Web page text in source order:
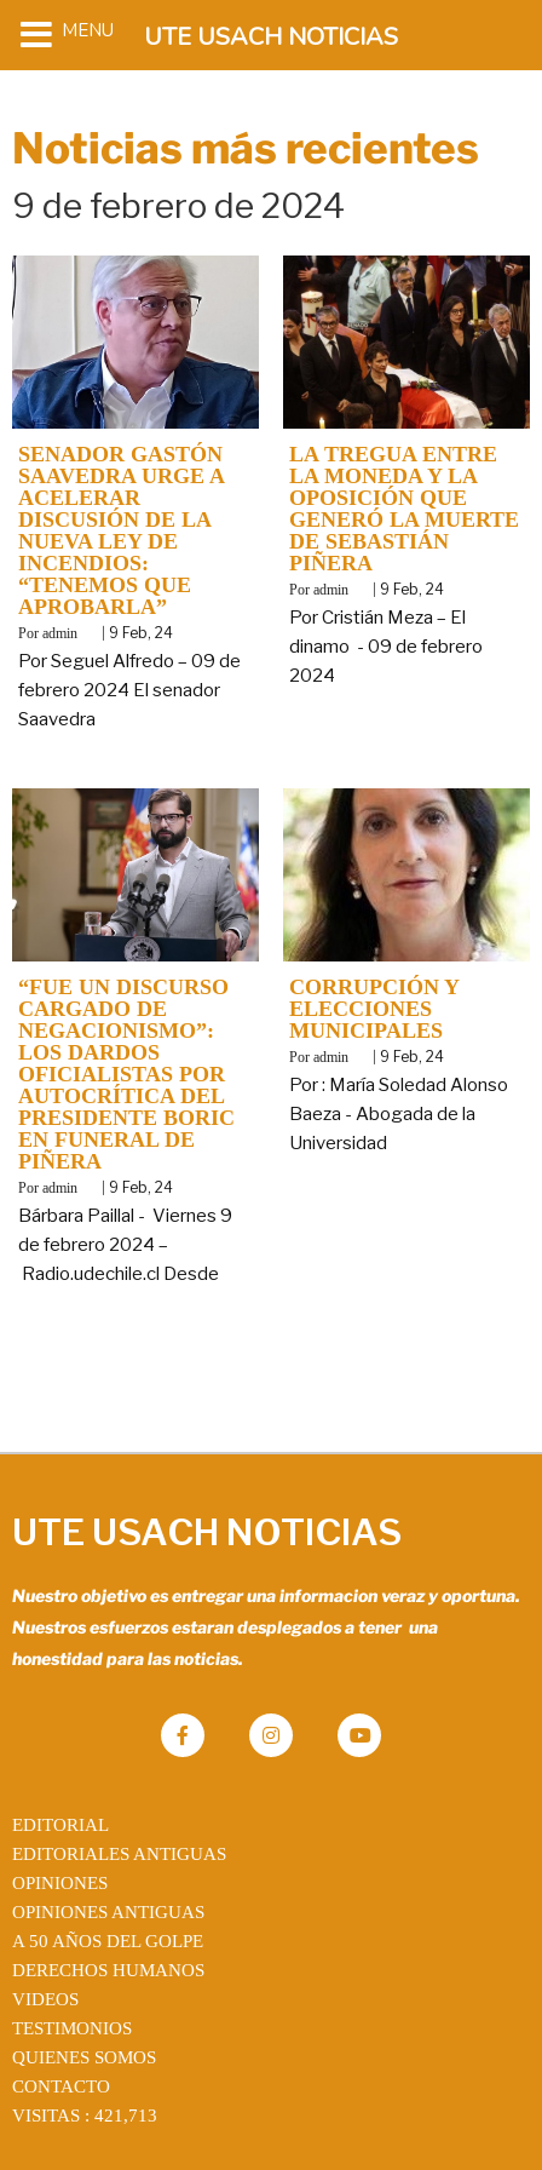
Noticias más recientes
9 de febrero de 2024
SENADOR GASTÓN
SAAVEDRA URGE A
ACELERAR
DISCUSIÓN DE LA
NUEVA LEY DE
INCENDIOS:
“TENEMOS QUE
APROBARLA”
By admin 9 Feb, 24
Por Seguel Alfredo – 09 de
febrero 2024 El senador
Saavedra
LA TREGUA ENTRE
LA MONEDA Y LA
OPOSICIÓN QUE
GENERÓ LA MUERTE
DE SEBASTIÁN
PIÑERA
By admin 9 Feb, 24
Por Cristián Meza – El
dinamo - 09 de febrero
2024
“FUE UN DISCURSO
CARGADO DE
NEGACIONISMO”:
LOS DARDOS
OFICIALISTAS POR
AUTOCRÍTICA DEL
PRESIDENTE BORIC
EN FUNERAL DE
PIÑERA
By admin | 9 Feb, 24
Bárbara Paillal - Viernes 9
de febrero 2024 –
Radio.udechile.cl Desde
CORRUPCIÓN Y
ELECCIONES
MUNICIPALES
By admin | 9 Feb, 24
Por : María Soledad Alonso
Baeza - Abogada de la
Universidad
UTE USACH NOTICIAS
Nuestro objetivo es entregar una informacion veraz y oportuna.
Nuestros esfuerzos estaran desplegados a tener una
honestidad para las noticias.
EDITORIAL
EDITORIALES ANTIGUAS
OPINIONES
OPINIONES ANTIGUAS
A 50 AÑOS DEL GOLPE
DERECHOS HUMANOS
VIDEOS
TESTIMONIOS
QUIENES SOMOS
CONTACTO
VISITAS : 421,713
MENU UTE USACH NOTICIAS